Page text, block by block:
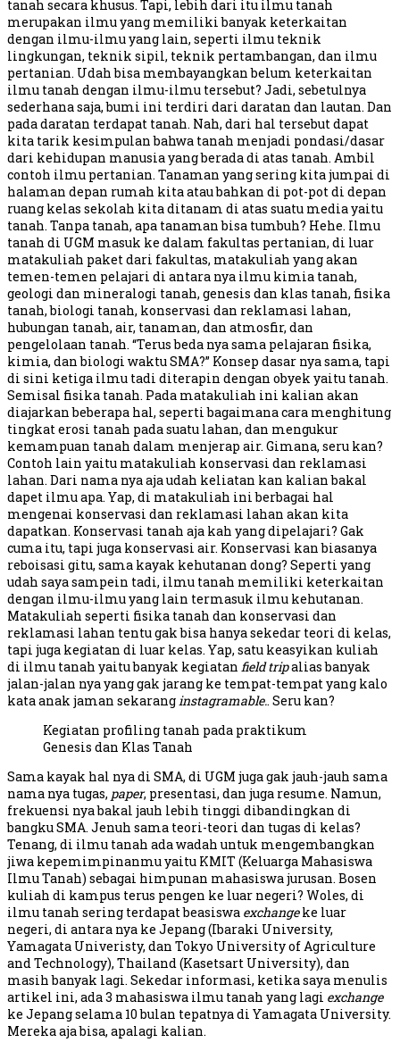
tanah secara khusus. Tapi, lebih dari itu ilmu tanah
merupakan ilmu yang memiliki banyak keterkaitan
dengan ilmu-ilmu yang lain, seperti ilmu teknik
lingkungan, teknik sipil, teknik pertambangan, dan ilmu
pertanian. Udah bisa membayangkan belum keterkaitan
ilmu tanah dengan ilmu-ilmu tersebut? Jadi, sebetulnya
sederhana saja, bumi ini terdiri dari daratan dan lautan. Dan
pada daratan terdapat tanah. Nah, dari hal tersebut dapat
kita tarik kesimpulan bahwa tanah menjadi pondasi/dasar
dari kehidupan manusia yang berada di atas tanah. Ambil
contoh ilmu pertanian. Tanaman yang sering kita jumpai di
halaman depan rumah kita atau bahkan di pot-pot di depan
ruang kelas sekolah kita ditanam di atas suatu media yaitu
tanah. Tanpa tanah, apa tanaman bisa tumbuh? Hehe. Ilmu
tanah di UGM masuk ke dalam fakultas pertanian, di luar
matakuliah paket dari fakultas, matakuliah yang akan
temen-temen pelajari di antara nya ilmu kimia tanah,
geologi dan mineralogi tanah, genesis dan klas tanah, fisika
tanah, biologi tanah, konservasi dan reklamasi lahan,
hubungan tanah, air, tanaman, dan atmosfir, dan
pengelolaan tanah. “Terus beda nya sama pelajaran fisika,
kimia, dan biologi waktu SMA?” Konsep dasar nya sama, tapi
di sini ketiga ilmu tadi diterapin dengan obyek yaitu tanah.
Semisal fisika tanah. Pada matakuliah ini kalian akan
diajarkan beberapa hal, seperti bagaimana cara menghitung
tingkat erosi tanah pada suatu lahan, dan mengukur
kemampuan tanah dalam menjerap air. Gimana, seru kan?
Contoh lain yaitu matakuliah konservasi dan reklamasi
lahan. Dari nama nya aja udah keliatan kan kalian bakal
dapet ilmu apa. Yap, di matakuliah ini berbagai hal
mengenai konservasi dan reklamasi lahan akan kita
dapatkan. Konservasi tanah aja kah yang dipelajari? Gak
cuma itu, tapi juga konservasi air. Konservasi kan biasanya
reboisasi gitu, sama kayak kehutanan dong? Seperti yang
udah saya sampein tadi, ilmu tanah memiliki keterkaitan
dengan ilmu-ilmu yang lain termasuk ilmu kehutanan.
Matakuliah seperti fisika tanah dan konservasi dan
reklamasi lahan tentu gak bisa hanya sekedar teori di kelas,
tapi juga kegiatan di luar kelas. Yap, satu keasyikan kuliah
di ilmu tanah yaitu banyak kegiatan field tripalias banyak
jalan-jalan nya yang gak jarang ke tempat-tempat yang kalo
kata anak jaman sekaranginstagramable.. Seru kan?
Kegiatan profiling tanah pada praktikum
Genesis dan Klas Tanah
Sama kayak hal nya di SMA, di UGM juga gak jauh-jauh sama
nama nya tugas, paper, presentasi, dan juga resume. Namun,
frekuensi nya bakal jauh lebih tinggi dibandingkan di
bangku SMA. Jenuh sama teori-teori dan tugas di kelas?
Tenang, di ilmu tanah ada wadah untuk mengembangkan
jiwa kepemimpinanmu yaitu KMIT (Keluarga Mahasiswa
Ilmu Tanah) sebagai himpunan mahasiswa jurusan. Bosen
kuliah di kampus terus pengen ke luar negeri? Woles, di
ilmu tanah sering terdapat beasiswa exchangeke luar
negeri, di antara nya ke Jepang (Ibaraki University,
Yamagata Univeristy, dan Tokyo University of Agriculture
and Technology), Thailand (Kasetsart University), dan
masih banyak lagi. Sekedar informasi, ketika saya menulis
artikel ini, ada 3 mahasiswa ilmu tanah yang lagi exchange
ke Jepang selama 10 bulan tepatnya di Yamagata University.
Mereka aja bisa, apalagi kalian.